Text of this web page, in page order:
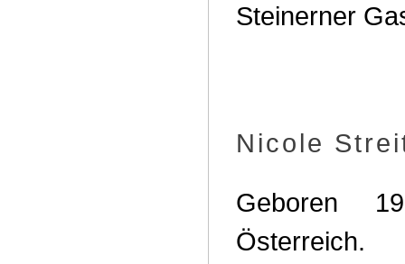
Steinerner
Nicole
Geboren
Österreich.